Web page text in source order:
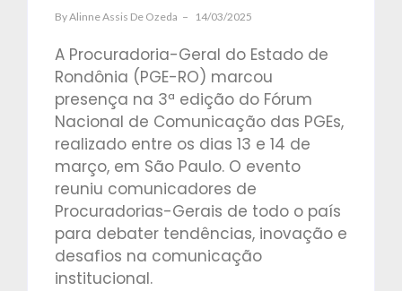
ByAlinne Assis De Ozeda 14/03/2025
A Procuradoria-Geral do Estado de
Rondônia (PGE-RO) marcou
presença na 3ª edição do Fórum
Nacional de Comunicação das PGEs,
realizado entre os dias 13 e 14 de
março, em São Paulo. O evento
reuniu comunicadores de
Procuradorias-Gerais de todo o país
para debater tendências, inovação e
desafios na comunicação
institucional.